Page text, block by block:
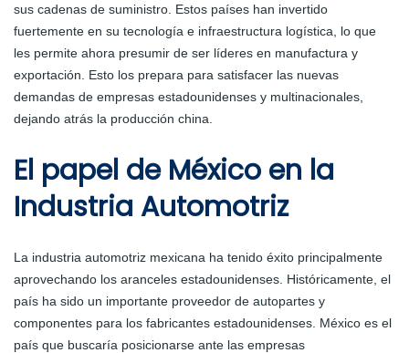
sus cadenas de suministro. Estos países han invertido
fuertemente en su tecnología e infraestructura logística, lo que
les permite ahora presumir de ser líderes en manufactura y
exportación. Esto los prepara para satisfacer las nuevas
demandas de empresas estadounidenses y multinacionales,
dejando atrás la producción china.
El papel de México en la
Industria Automotriz
La industria automotriz mexicana ha tenido éxito principalmente
aprovechando los aranceles estadounidenses. Históricamente, el
país ha sido un importante proveedor de autopartes y
componentes para los fabricantes estadounidenses. México es el
país que buscaría posicionarse ante las empresas